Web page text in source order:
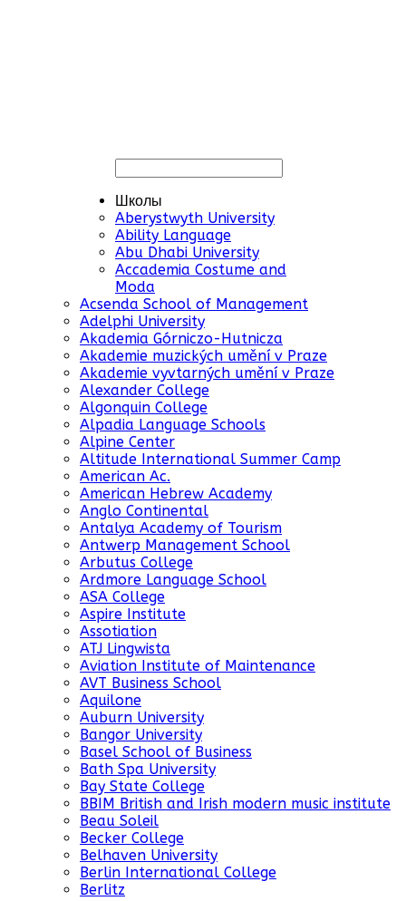
Школы
Aberystwyth University
Ability Language
Abu Dhabi University
Accademia Costume and
Moda
Acsenda School of Management
Adelphi University
Akademia Górniczo-Hutnicza
Akademie muzických umění v Praze
Akademie vyvtarných umění v Praze
Alexander College
Algonquin College
Alpadia Language Schools
Alpine Center
Altitude International Summer Camp
American Ac.
American Hebrew Academy
Anglo Continental
Antalya Academy of Tourism
Antwerp Management School
Arbutus College
Ardmore Language School
ASA College
Aspire Institute
Assotiation
ATJ Lingwista
Aviation Institute of Maintenance
AVT Business School
Aquilone
Auburn University
Bangor University
Basel School of Business
Bath Spa University
Bay State College
BBIM British and Irish modern music institute
Beau Soleil
Becker College
Belhaven University
Berlin International College
Berlitz